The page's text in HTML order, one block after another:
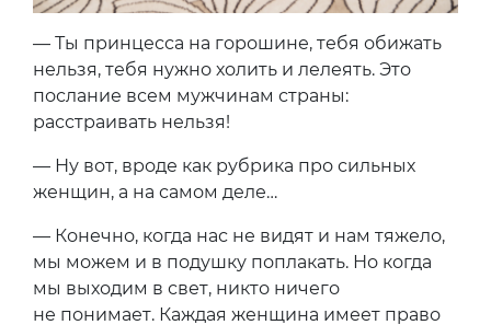
— Ты принцесса на горошине, тебя обижать
нельзя, тебя нужно холить и лелеять. Это
послание всем мужчинам страны:
расстраивать нельзя!
— Ну вот, вроде как рубрика про сильных
женщин, а на самом деле…
— Конечно, когда нас не видят и нам тяжело,
мы можем и в подушку поплакать. Но когда
мы выходим в свет, никто ничего
не понимает. Каждая женщина имеет право